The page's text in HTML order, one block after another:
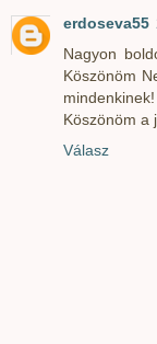
erdoseva55
Nagyon
Köszönöm
mindenkinek!
Köszönöm a
Válasz